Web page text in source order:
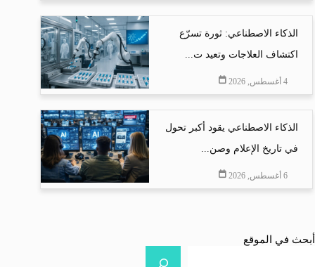
الذكاء الاصطناعي: ثورة تسرّع
اكتشاف العلاجات وتعيد ت...
4 أغسطس, 2026
الذكاء الاصطناعي يقود أكبر تحول
في تاريخ الإعلام وصن...
6 أغسطس, 2026
أبحث في الموقع